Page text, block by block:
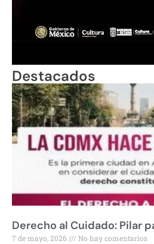
Destacados
Derecho al Cuidado: Pilar
7 de mayo, 2026 No hay comentarios